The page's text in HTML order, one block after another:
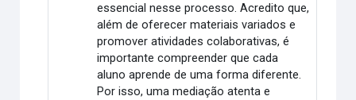
essencial nesse processo. Acredito que,
além de oferecer materiais variados e
promover atividades colaborativas, é
importante compreender que cada
aluno aprende de uma forma diferente.
Por isso, uma mediação atenta e